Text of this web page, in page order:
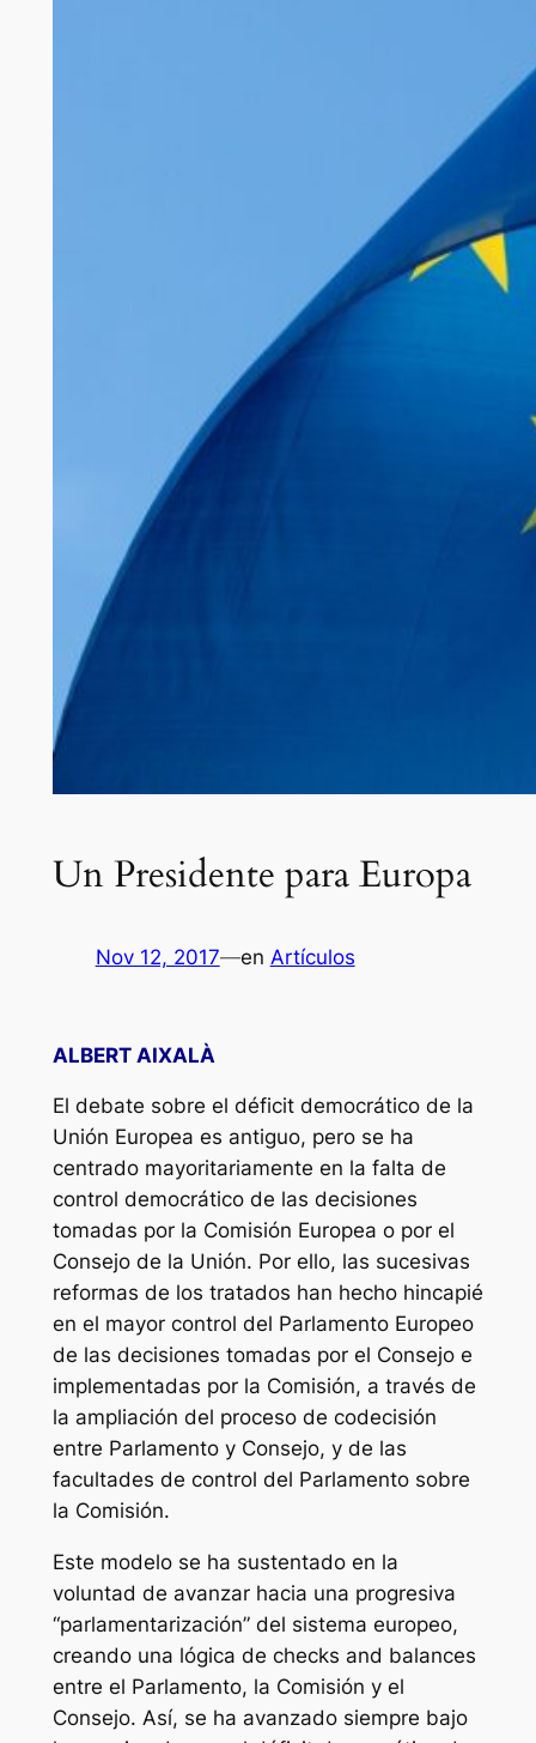
Un Presidente para Europa
Nov 12, 2017—en Artículos
ALBERT AIXALÀ
El debate sobre el déficit democrático de la
Unión Europea es antiguo, pero se ha
centrado mayoritariamente en la falta de
control democrático de las decisiones
tomadas por la Comisión Europea o por el
Consejo de la Unión. Por ello, las sucesivas
reformas de los tratados han hecho hincapié
en el mayor control del Parlamento Europeo
de las decisiones tomadas por el Consejo e
implementadas por la Comisión, a través de
la ampliación del proceso de codecisión
entre Parlamento y Consejo, y de las
facultades de control del Parlamento sobre
la Comisión.
Este modelo se ha sustentado en la
voluntad de avanzar hacia una progresiva
“parlamentarización” del sistema europeo,
creando una lógica de checks and balances
entre el Parlamento, la Comisión y el
Consejo. Así, se ha avanzado siempre bajo